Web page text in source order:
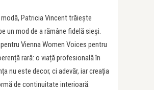
modă, Patricia Vincent trăiește
un mod de a rămâne fidelă sieși.
Vienna Women Voices pentru
rară: o viață profesională în
nu este decor, ci adevăr, iar creația
de continuitate interioară.